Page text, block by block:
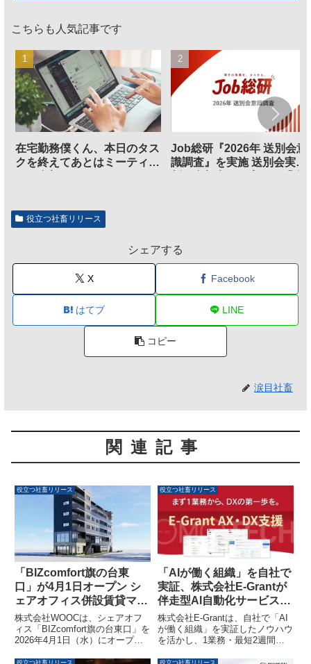
こちらも人気記事です
在宅勤務僕くん、本日のタス
クを終えてあとはミーティン
Job総研『2026年 送別会意
識調査』を実施 送別会実施
役立つ社畜リリース
シェアする
X Facebook
はてブ LINE
コピー
涙目社畜
関連記事
役立つ社畜リリース
「BIZcomfort旗の台東
口」が4月1日オープン シ
ェアオフィス併設賃貸マン
ションで「住む＋働く」を
実現
株式会社WOOCは、シェアオフ
ィス「BIZcomfort旗の台東口」を
2026年4月1日（水）にオープン
社が展開する賃貸マンションブラ
役立つ社畜リリース
「AIが働く組織」を自社で
実証、株式会社E-Grantが
伴走型AI自動化サービスを
開始
株式会社E-Grantは、自社で「AI
が働く組織」を実証したノウハウ
を活かし、1業務・最短2週間か
（AX）サービスの提供を開始し
役立つ社畜リリース 役立つ社畜リリース